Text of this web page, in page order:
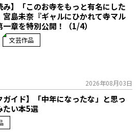
み】「このお寺をもっと有名にした
宮島未奈『ギャルにひかれて寺マル
一章を特別公開！（1/4）
文芸作品
2026年08月03日
ガイド】「中年になったな」と思っ
たい本5選